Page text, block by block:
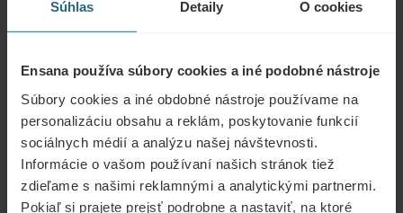
Súhlas Detaily O cookies
Ensana používa súbory cookies a iné podobné nástroje
Súbory cookies a iné obdobné nástroje používame na
personalizáciu obsahu a reklám, poskytovanie funkcií
sociálnych médií a analýzu našej návštevnosti.
Informácie o vašom používaní našich stránok tiež
zdieľame s našimi reklamnými a analytickými partnermi.
Pokiaľ si prajete prejsť podrobne a nastaviť, na ktoré
Otázky
Kontaktujte nás s akoukoľvek otázkou týkajúcou sa našich hotelov Ensana
alebo služieb. Otázky a odpovede týkajúce sa nášho vernostného programu